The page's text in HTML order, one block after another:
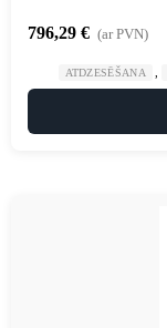
796,29 € (ar PVN)
ATDZESĒŠANA